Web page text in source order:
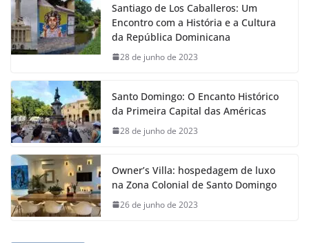
Santiago de Los Caballeros: Um
Encontro com a História e a Cultura
da República Dominicana
28 de junho de 2023
Santo Domingo: O Encanto Histórico
da Primeira Capital das Américas
28 de junho de 2023
Owner’s Villa: hospedagem de luxo
na Zona Colonial de Santo Domingo
26 de junho de 2023